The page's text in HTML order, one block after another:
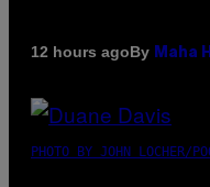
12 hours agoBy Maha
PHOTO BY JOHN LOCHER/